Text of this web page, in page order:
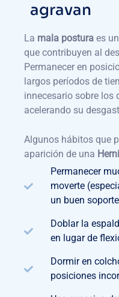
agravan
La mala postura es
que contribuyen al
Permanecer en
largos períodos de
innecesario sobre los
acelerando su
Algunos hábitos que
aparición de una
Permanecer
moverte
un buen
Doblar la
en lugar de
Dormir en
posiciones